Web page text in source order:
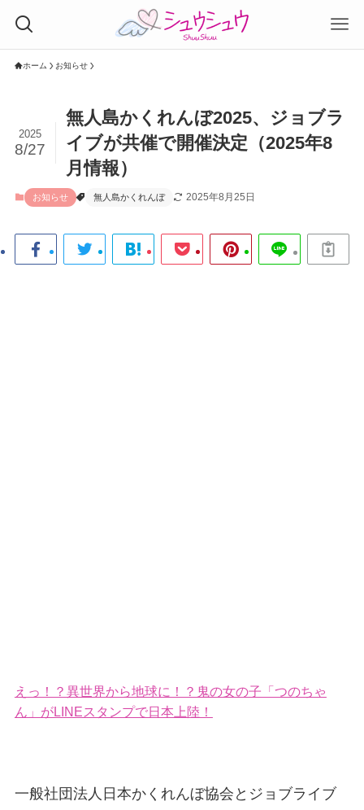
ホーム お知らせ
無人島かくれんぼ2025、ジョブラ
イブが共催で開催決定（2025年8
月情報）
2025
8/27
お知らせ 無人島かくれんぼ 2025年8月25日
えっ！？異世界から地球に！？鬼の女の子「つのちゃ
ん」がLINEスタンプで日本上陸！
一般社団法人日本かくれんぼ協会とジョブライブ